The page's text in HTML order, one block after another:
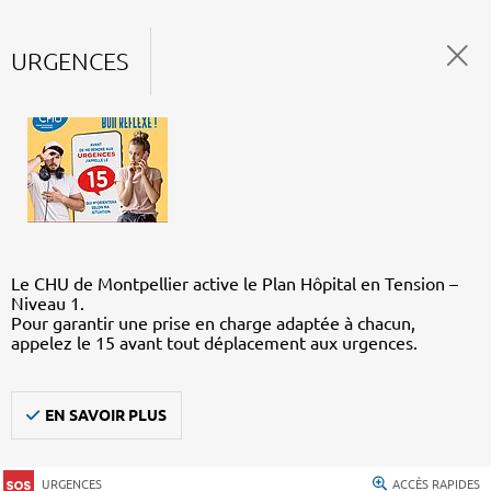
URGENCES
Le CHU de Montpellier active le Plan Hôpital en Tension –
Niveau 1.
Pour garantir une prise en charge adaptée à chacun,
appelez le 15 avant tout déplacement aux urgences.
EN SAVOIR PLUS
URGENCES ACCÈS RAPIDES